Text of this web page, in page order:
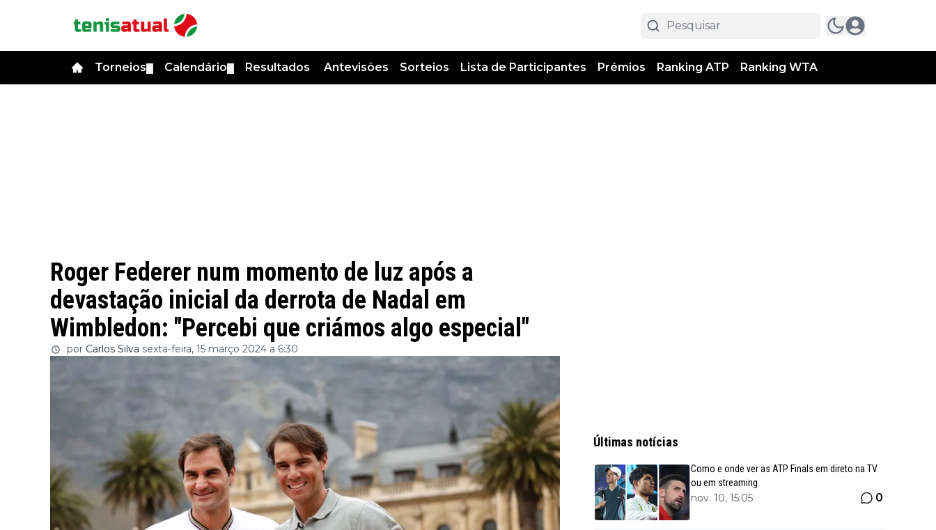
Torneios Calendário Resultados Antevisões Sorteios Lista de Participantes Prémios Ranking ATP Ranking WTA
Roger Federer num momento de luz após a
devastação inicial da derrota de Nadal em
Wimbledon: "Percebi que criámos algo especial"
por Carlos Silva sexta-feira, 15 março 2024 a 6:30
Últimas notícias
Como e onde ver as ATP Finals em direto na TV
ou em streaming
nov. 10, 15:05 0